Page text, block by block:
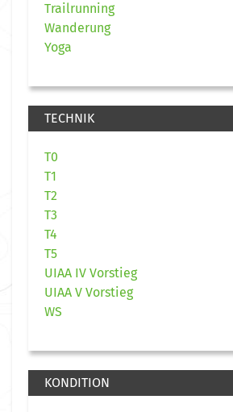
Trailrunning
Wanderung
Yoga
TECHNIK
T0
T1
T2
T3
T4
T5
UIAA IV Vorstieg
UIAA V Vorstieg
WS
KONDITION